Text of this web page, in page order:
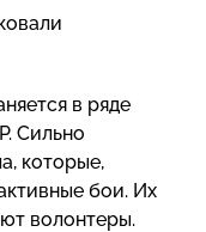
в ряде
Сильно
которые,
бои. Их
волонтеры.